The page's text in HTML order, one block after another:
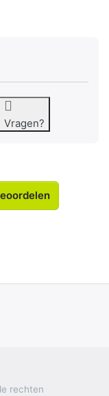
Vragen?
rechten